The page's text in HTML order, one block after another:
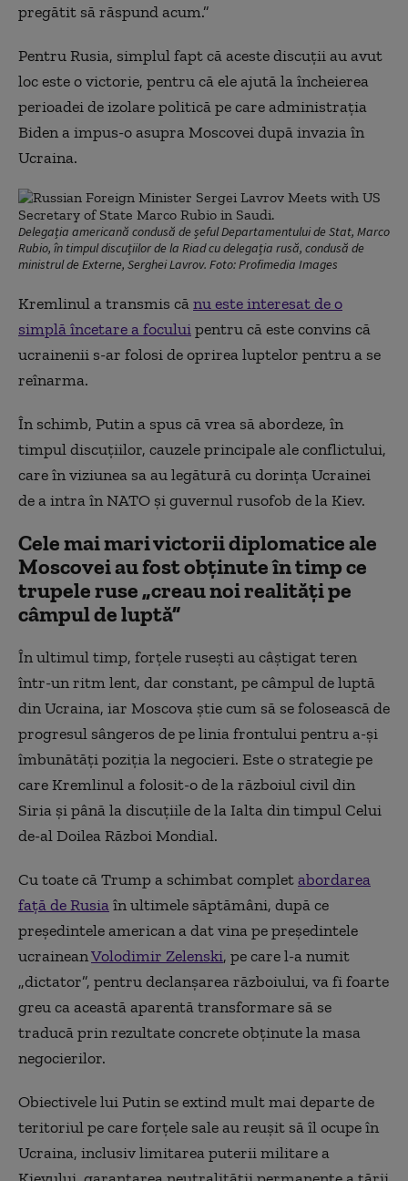
pregătit să răspund acum.”
Pentru Rusia, simplul fapt că aceste discuții au avut
loc este o victorie, pentru că ele ajută la încheierea
perioadei de izolare politică pe care administrația
Biden a impus-o asupra Moscovei după invazia în
Ucraina.
Delegația americană condusă de șeful Departamentului de Stat, Marco
Rubio, în timpul discuțiilor de la Riad cu delegația rusă, condusă de
ministrul de Externe, Serghei Lavrov. Foto: Profimedia Images
Kremlinul a transmis cănu este interesat de o
simplă încetare a foculuipentru că este convins că
ucrainenii s-ar folosi de oprirea luptelor pentru a se
reînarma.
În schimb, Putin a spus că vrea să abordeze, în
timpul discuțiilor, cauzele principale ale conflictului,
care în viziunea sa au legătură cu dorința Ucrainei
de a intra în NATO și guvernul rusofob de la Kiev.
Cele mai mari victorii diplomatice ale
Moscovei au fost obținute în timp ce
trupele ruse „creau noi realități pe
câmpul de luptă”
În ultimul timp, forțele rusești au câștigat teren
într-un ritm lent, dar constant, pe câmpul de luptă
din Ucraina, iar Moscova știe cum să se folosească de
progresul sângeros de pe linia frontului pentru a-și
îmbunătăți poziția la negocieri. Este o strategie pe
care Kremlinul a folosit-o de la războiul civil din
Siria și până la discuțiile de la Ialta din timpul Celui
de-al Doilea Război Mondial.
Cu toate că Trump a schimbat completabordarea
față de Rusiaîn ultimele săptămâni, după ce
președintele american a dat vina pe președintele
ucraineanVolodimir Zelenski, pe care l-a numit
„dictator”, pentru declanșarea războiului, va fi foarte
greu ca această aparentă transformare să se
traducă prin rezultate concrete obținute la masa
negocierilor.
Obiectivele lui Putin se extind mult mai departe de
teritoriul pe care forțele sale au reușit să îl ocupe în
Ucraina, inclusiv limitarea puterii militare a